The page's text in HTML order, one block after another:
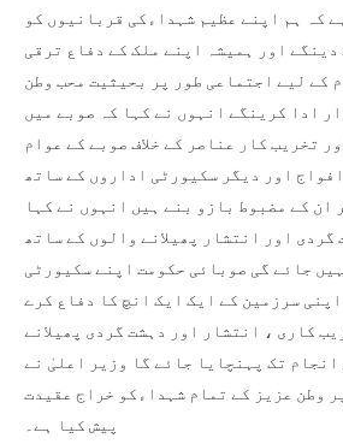
کہ ہم اپنے عظیم شہداءکی قربانیوں کو
اور ہمیشہ اپنے ملک کے دفاع ترقی
کے لیے اجتماعی طور پر بحیثیت محب وطن
ادا کرینگے انہوں نے کہا کہ صوبے میں
تخریب کار عناصر کے خلاف صوبے کے عوام
اور دیگر سکیورٹی اداروں کے ساتھ
ان کے مضبوط بازو بنے ہیں انہوں نے کہا
اور انتشار پھیلانے والوں کے ساتھ
جائے گی صوبائی حکومت اپنے سکیورٹی
سرزمین کے ایک ایک انچ کا دفاع کرے
کاری ، انتشار اور دہشت گردی پھیلانے
تک پہنچایا جائے گا وزیر اعلیٰ نے
وطن عزیز کے تمام شہداءکو خراج عقیدت
پیش کیا ہے۔